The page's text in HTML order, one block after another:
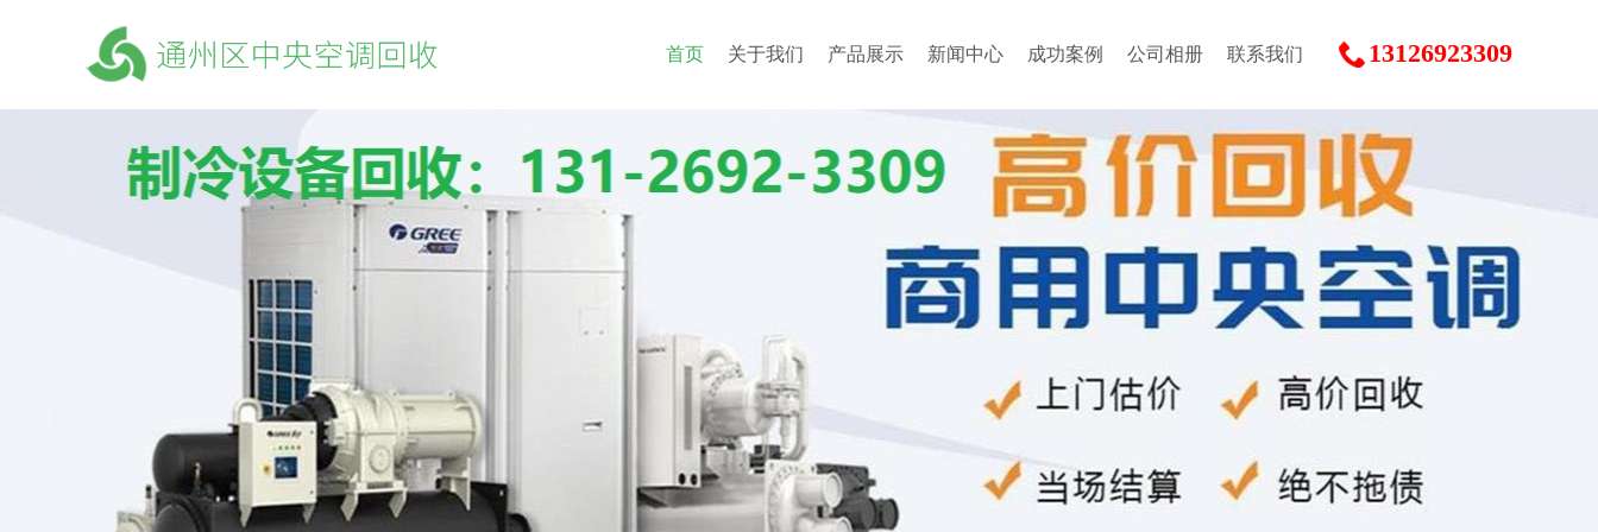
13126923309
首页 关于我们 产品展示 新闻中心 成功案例 公司相册 联系我们